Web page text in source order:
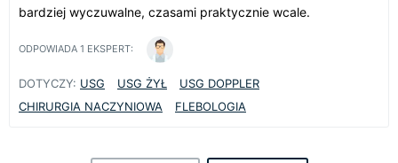
bardziej wyczuwalne, czasami praktycznie wcale.
ODPOWIADA 1 EKSPERT:
DOTYCZY: USG USG ŻYŁ
USG DOPPLER
CHIRURGIA NACZYNIOWA
FLEBOLOGIA